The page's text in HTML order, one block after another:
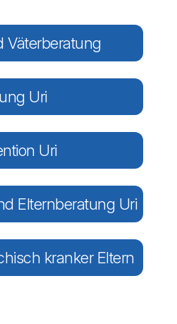
Väterberatung
Uri
Uri
Elternberatung Uri
kranker Eltern